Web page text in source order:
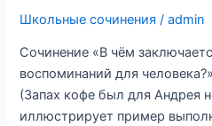
Школьные сочинения /admin
Сочинение «В чём
воспоминаний для
(Запах кофе был для Андрея
иллюстрирует пример